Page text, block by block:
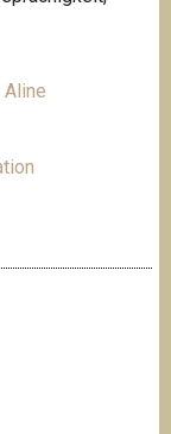
Aline